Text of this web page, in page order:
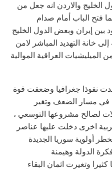
الخليج والاردن انه جعل من
فتح الباب أمام صدام
إيران وبعض الدول الخليج
خانة التهديد المباشر لامن
الميليشيات العراقية الموالية
نفوذا جغرافيا وضعفت قوة
في مسار الضعف وتغير
لصالح مشروعها التوسعي ،
اخرى دخلت عليها عناصر
أولوية سوريا الجديدة
الدولة وهيمنة
وتغيرت اثمان البقاء